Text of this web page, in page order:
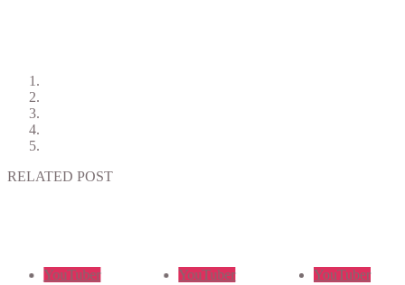
RELATED POST
YouTuber YouTuber YouTuber